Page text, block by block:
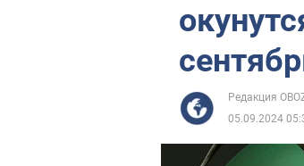
Жизнь Редакция
05.09.2024